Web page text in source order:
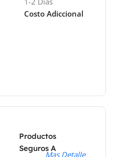
Costo Adiccional
Productos
Seguros A
Mas Detalle